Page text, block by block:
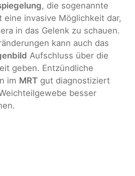
, die sogenannte
eine invasive Möglichkeit dar,
in das Gelenk zu schauen.
kann auch das
Aufschluss über die
geben. Entzündliche
im MRT gut diagnostiziert
besser